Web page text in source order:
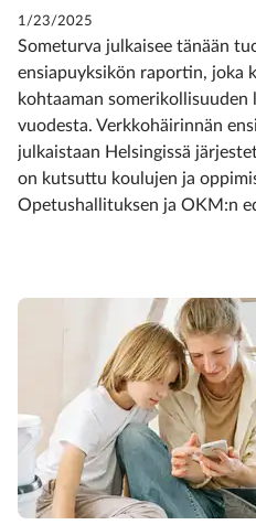
1/23/2025
Someturva julkaisee tänään
ensiapuyksikön raportin, joka
kohtaaman somerikollisuuden
vuodesta. Verkkohäirinnän
julkaistaan Helsingissä
on kutsuttu koulujen ja
Opetushallituksen ja OKM:n